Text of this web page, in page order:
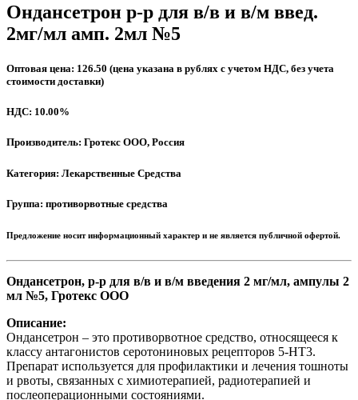
Ондансетрон р-р для в/в и в/м введ.
2мг/мл амп. 2мл №5
Оптовая цена: 126.50 (цена указана в рублях с учетом НДС, без учета
стоимости доставки)
НДС: 10.00%
Производитель: Гротекс ООО, Россия
Категория: Лекарственные Средства
Группа: противорвотные средства
Предложение носит информационный характер и не является публичной офертой.
Ондансетрон, р-р для в/в и в/м введения 2 мг/мл, ампулы 2
мл №5, Гротекс ООО
Описание:
Ондансетрон – это противорвотное средство, относящееся к
классу антагонистов серотониновых рецепторов 5-HT3.
Препарат используется для профилактики и лечения тошноты
и рвоты, связанных с химиотерапией, радиотерапией и
послеоперационными состояниями.